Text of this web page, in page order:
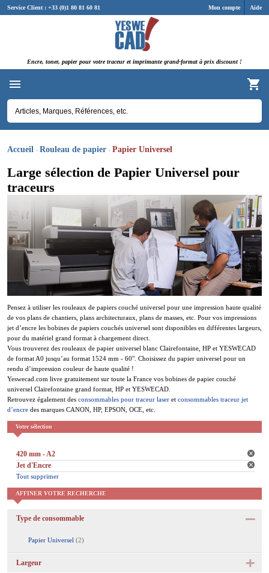
Mon compte Aide
Service Client : +33 (0)1 80 81 60 81
Encre, toner, papier pour votre traceur et imprimante grand-format à prix discount !
Accueil Rouleau de papier Papier Universel
Large sélection de Papier Universel pour
traceurs
Pensez à utiliser les rouleaux de papiers couché universel pour une impression haute qualité
de vos plans de chantiers, plans architecturaux, plans de masses, etc. Pour vos impressions
jet d’encre les bobines de papiers couchés universel sont disponibles en différentes largeurs,
pour du matériel grand format à chargement direct.
Vous trouverez des rouleaux de papier universel blanc Clairefontaine, HP et YESWECAD
de format A0 jusqu’au format 1524 mm - 60". Choisissez du papier universel pour un
rendu d’impression couleur de haute qualité !
Yeswecad.com livre gratuitement sur toute la France vos bobines de papier couché
universel Clairefontaine grand format, HP et YESWECAD.
Retrouvez également des consommables pour traceur laser et consommables traceur jet
d’encre des marques CANON, HP, EPSON, OCE, etc.
Votre sélection
420 mm - A2
Jet d'Encre
Tout supprimer
AFFINER VOTRE RECHERCHE
Type de consommable
Papier Universel (2)
Largeur
Panneau de gestion des cookies